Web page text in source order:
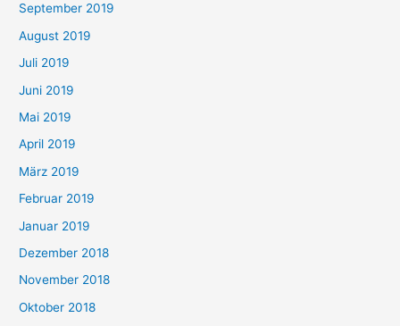
September 2019
August 2019
Juli 2019
Juni 2019
Mai 2019
April 2019
März 2019
Februar 2019
Januar 2019
Dezember 2018
November 2018
Oktober 2018